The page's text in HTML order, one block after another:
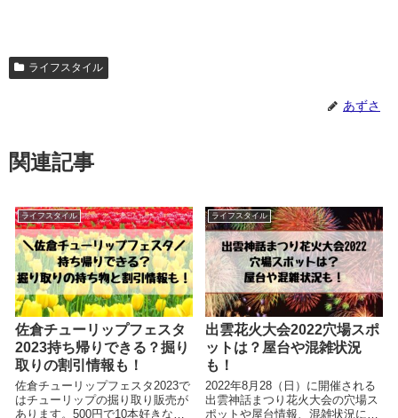
ライフスタイル
あずさ
関連記事
ライフスタイル
佐倉チューリップフェスタ
2023持ち帰りできる？掘り
取りの割引情報も！
佐倉チューリップフェスタ2023で
はチューリップの掘り取り販売が
あります。500円で10本好きなチ
ライフスタイル
出雲花火大会2022穴場スポ
ットは？屋台や混雑状況
も！
2022年8月28（日）に開催される
出雲神話まつり花火大会の穴場ス
ポットや屋台情報、混雑状況につ